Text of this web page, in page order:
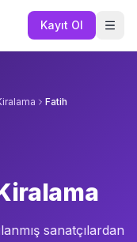
Kayıt Ol
Fatih
sanatçılardan